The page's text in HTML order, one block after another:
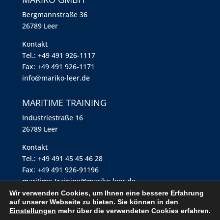
Berg­mann­straße 36
26789 Leer
Kontakt
Tel.: +49 491 926-1117
Fax: +49 491 926-1171
info@mariko-leer.de
MARITIME TRAINING
Industriestraße 16
26789 Leer
Kontakt
Tel.: +49 491 45 45 46 28
Fax: +49 491 926-91196
maritime-training@mariko-leer.de
Impressum
Wir verwenden Cookies, um Ihnen eine bessere Erfahrung
auf unserer Webseite zu bieten. Sie können in den
Einstellungen mehr über die verwendeten Cookies erfahren.